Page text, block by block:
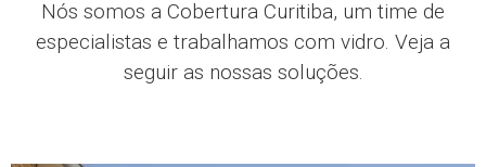
Nós somos a Cobertura Curitiba, um time de
especialistas e trabalhamos com vidro. Veja a
seguir as nossas soluções.